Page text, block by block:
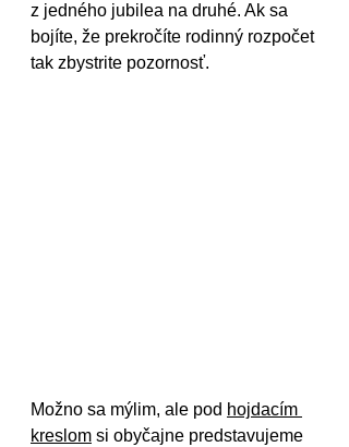
z jedného jubilea na druhé. Ak sa
bojíte, že prekročíte rodinný rozpočet
tak zbystrite pozornosť.
Možno sa mýlim, ale pod hojdacím
kreslom si obyčajne predstavujeme